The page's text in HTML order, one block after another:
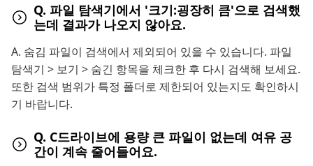
Q. 파일 탐색기에서 '크기:굉장히 큼'으로 검색했
는데 결과가 나오지 않아요.
A. 숨김 파일이 검색에서 제외되어 있을 수 있습니다. 파일
탐색기 > 보기 > 숨긴 항목을 체크한 후 다시 검색해 보세요.
또한 검색 범위가 특정 폴더로 제한되어 있는지도 확인하시
기 바랍니다.
Q. C드라이브에 용량 큰 파일이 없는데 여유 공
간이 계속 줄어들어요.